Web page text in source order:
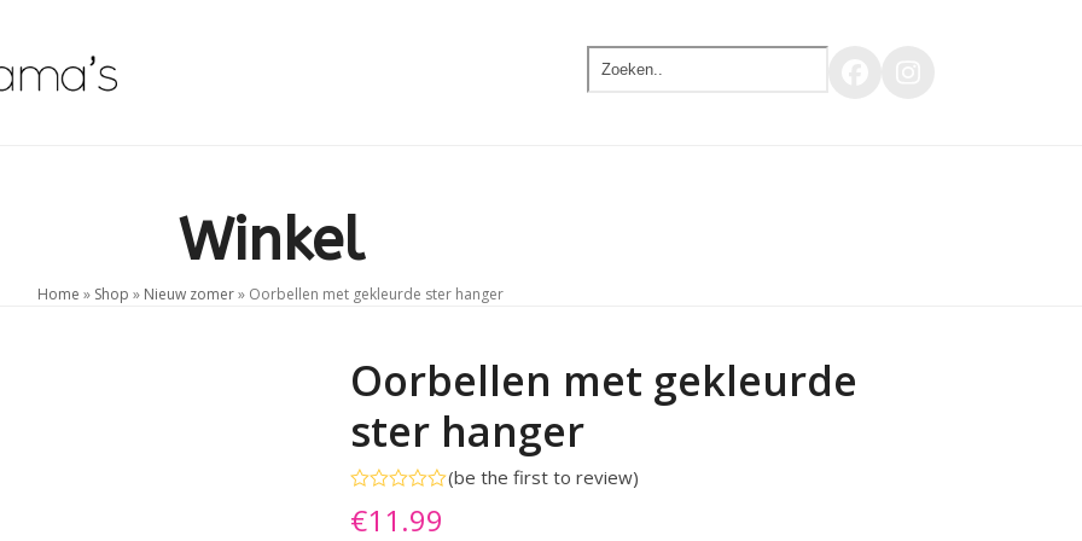
Zoeken..
Winkel
Home » Shop » Nieuw zomer» Oorbellen met gekleurde ster hanger
Oorbellen met gekleurde
ster hanger
0
(be the first to review)
€11.99